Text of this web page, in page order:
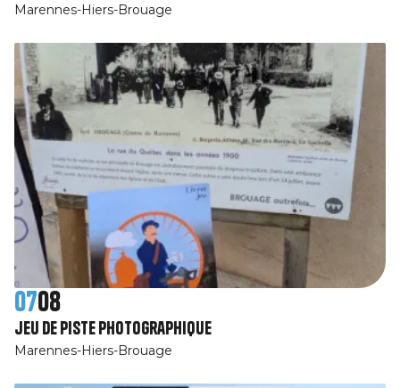
Marennes-Hiers-Brouage
0708
jeu de piste photographique
Marennes-Hiers-Brouage